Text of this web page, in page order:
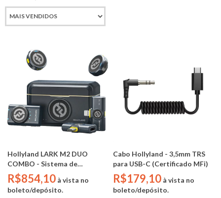
Hollyland LARK M2 DUO
COMBO - Sistema de
microfone sem fio para 2
pessoas (TRS 3,5mm / 48 kHz /
24 bits / 40hs duração /
R$854,10 à vista no
boleto/depósito.
Cabo Hollyland - 3,5mm TRS
para USB-C (Certificado MFi)
R$179,10 à vista no
boleto/depósito.